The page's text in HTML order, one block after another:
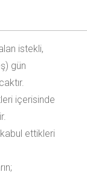
istekli,
gün
içerisinde
ettikleri